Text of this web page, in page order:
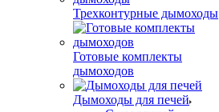
Трехконтурные дымоходы
Готовые комплекты
дымоходов
Дымоходы для печей